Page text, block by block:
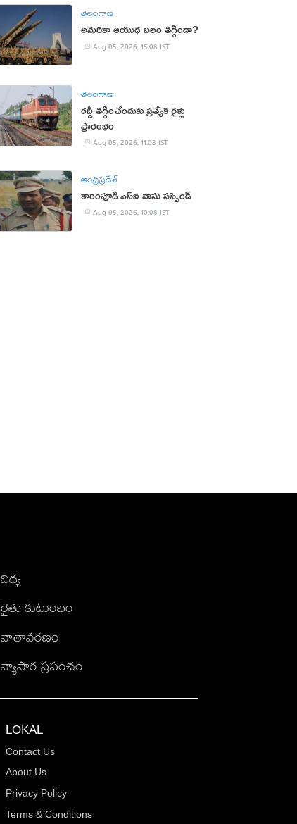
తెలంగాణ
అమెరికా ఆయుధ బలం తగ్గిందా?
Aug 05, 2026, 15:08 IST
తెలంగాణ
రద్దీ తగ్గించేందుకు ప్రత్యేక రైళ్లు
ప్రారంభం
Aug 05, 2026, 11:08 IST
ఆంధ్రప్రదేశ్
కారంపూడి ఎస్ఐ వాసు స‌స్పెండ్‌
Aug 05, 2026, 10:08 IST
విద్య
రైతు కుటుంబం
వాతావరణం
వ్యాపార ప్రపంచం
LOKAL
Contact Us
About Us
Privacy Policy
Terms & Conditions